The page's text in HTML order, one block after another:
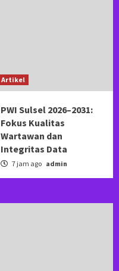
Artikel
PWI Sulsel 2026–2031:
Fokus Kualitas
Wartawan dan
Integritas Data
7 jam ago admin